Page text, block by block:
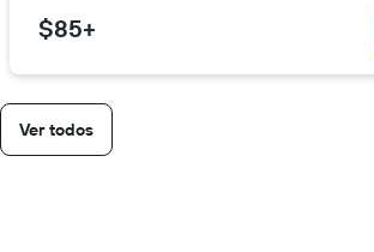
$85+
Ver todos